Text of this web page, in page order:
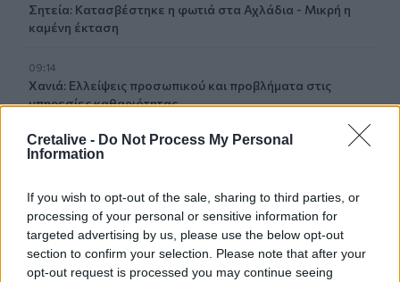
Cretalive - Do Not Process My Personal
Information
If you wish to opt-out of the sale, sharing to third parties, or
processing of your personal or sensitive information for
targeted advertising by us, please use the below opt-out
section to confirm your selection. Please note that after your
opt-out request is processed you may continue seeing
Σητεία: Κατασβέστηκε η φωτιά στα Αχλάδια - Μικρή η
καμένη έκταση
09:14
Χανιά: Ελλείψεις προσωπικού και προβλήματα στις
υπηρεσίες καθαριότητας
09:08
Διευρύνεται η εθνική πρωτοβουλία για τις τιμές στο ράφι
09:01
Όταν ο σεισμός της Κρήτης «λάβωσε» τον Φάρο της
Αλεξάνδρειας